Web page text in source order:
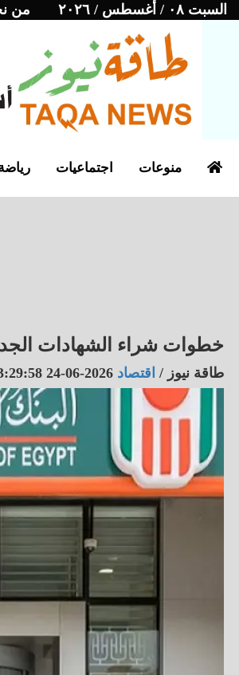
السبت ٠٨ / أغسطس / ٢٠٢٦ من
اجتماعيات منوعات
خطوات شراء الشهادات
طاقة نيوز / اقتصاد2026-06-24 13:29:58